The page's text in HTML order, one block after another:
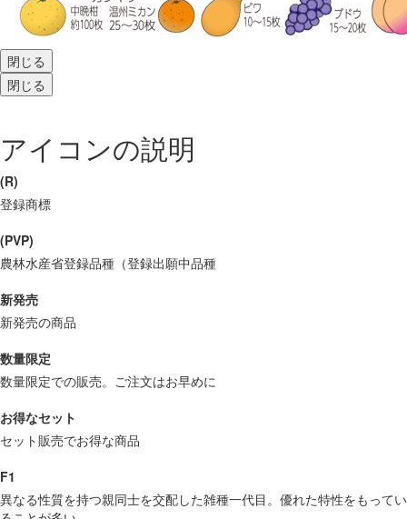
閉じる
閉じる
アイコンの説明
(R)
登録商標
(PVP)
農林水産省登録品種（登録出願中品種
新発売
新発売の商品
数量限定
数量限定での販売。ご注文はお早めに
お得なセット
セット販売でお得な商品
F1
異なる性質を持つ親同士を交配した雑種一代目。優れた特性をもってい